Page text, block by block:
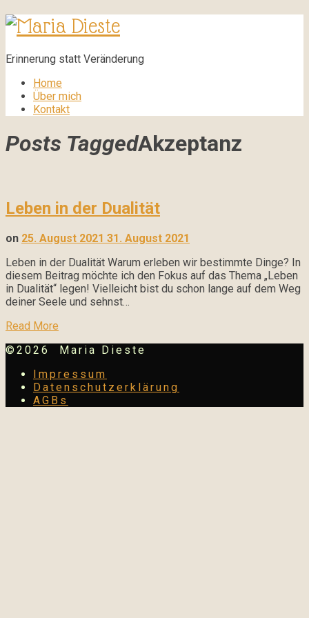
Maria
Erinnerung statt Veränderung
Home
Über mich
Kontakt
Posts TaggedAkzeptanz
Leben in der Dualität
on 25. August 2021 31. August 2021
Leben in der Dualität Warum erleben wir bestimmte Dinge? In
diesem Beitrag möchte ich den Fokus auf das Thema „Leben
in Dualität“ legen! Vielleicht bist du schon lange auf dem Weg
deiner Seele und sehnst…
Read More
©2026 Maria Dieste
Impressum
Datenschutzerklärung
AGBs